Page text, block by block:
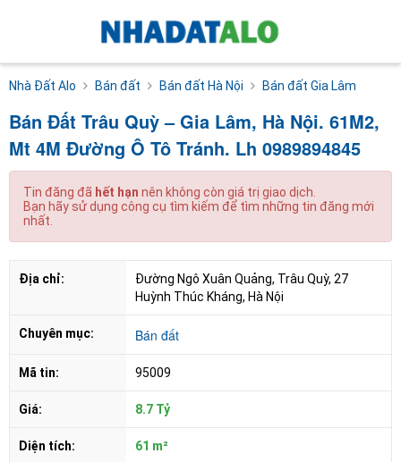
Nhà Đất Alo Bán đất Bán đất Hà Nội Bán đất Gia Lâm
Bán Đất Trâu Quỳ – Gia Lâm, Hà Nội. 61M2,
Mt 4M Đường Ô Tô Tránh. Lh 0989894845
Tin đăng đã hết hạn nên không còn giá trị giao dịch.
Bạn hãy sử dụng công cụ tìm kiếm để tìm những tin đăng mới
nhất.
Địa chỉ:
Đường Ngô Xuân Quảng, Trâu Quỳ, 27
Huỳnh Thúc Kháng, Hà Nội
Chuyên mục: Bán đất
Mã tin: 95009
Giá: 8.7 Tỷ
Diện tích: 61 m²